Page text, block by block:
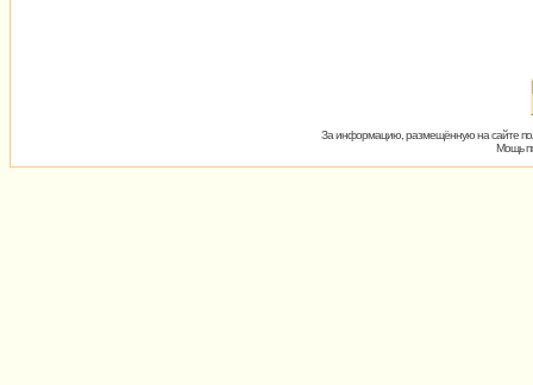
За информацию, размещённую на сайте
Мощь